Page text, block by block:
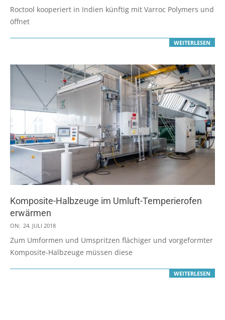
09-
07
Roctool kooperiert in Indien künftig mit Varroc Polymers und
öffnet
WEITERLESEN
Komposite-Halbzeuge im Umluft-Temperierofen
erwärmen
2018-
07-
24
ON: 24. JULI 2018
Zum Umformen und Umspritzen flächiger und vorgeformter
Komposite-Halbzeuge müssen diese
WEITERLESEN